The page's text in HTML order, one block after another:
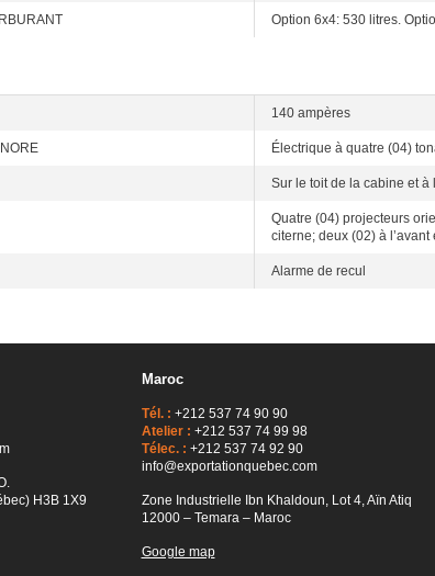
Option 6x4: 530 litres.
140 ampères
Électrique à quatre (04)
Sur le toit de la cabine et à
Quatre (04) projecteurs
citerne; deux (02) à l’avant
Alarme de recul
H3B 1X9
Maroc
Tél. : +212 537 74 90 90
Atelier : +212 537 74 99 98
Télec. : +212 537 74 92 90
info@exportationquebec.com
Zone Industrielle Ibn Khaldoun, Lot 4, Aïn Atiq
12000 – Temara – Maroc
Google map